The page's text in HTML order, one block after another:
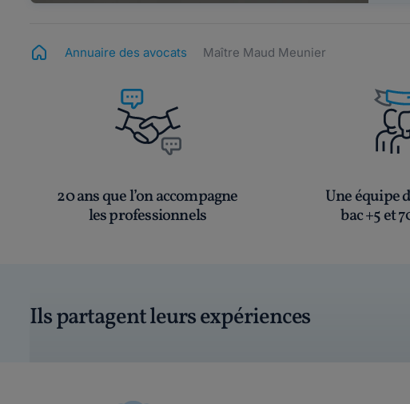
Annuaire des avocats Maître Maud Meunier
20 ans que l’on accompagne
les professionnels
Une équipe
bac +5 et
Ils partagent leurs expériences